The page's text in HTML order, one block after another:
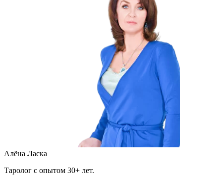
Алёна Ласка
Таролог с опытом 30+ лет.